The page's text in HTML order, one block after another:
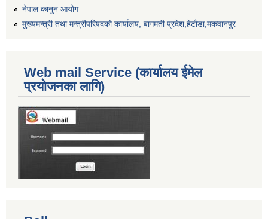
नेपाल कानुन आयोग
मुख्यमन्त्री तथा मन्त्रीपरिषदको कार्यालय, बागमती प्रदेश,हेटाैडा,मकवानपुर
Web mail Service (कार्यालय ईमेल
प्रयोजनका लागि)